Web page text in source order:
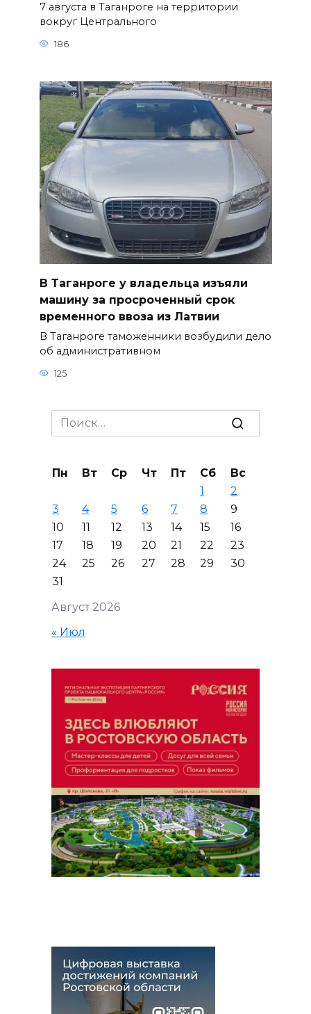
7 августа в Таганроге на территории
вокруг Центрального
186
В Таганроге у владельца изъяли
машину за просроченный срок
временного ввоза из Латвии
В Таганроге таможенники возбудили дело
об административном
125
Search
for:
Август 2026
Пн Вт Ср Чт Пт Сб
Вс
1
2
3
4 5 6 7 8
9
10
11 12 13 14 15
16
17
18 19 20 21 22
23
24
25 26 27 28 29
30
31
« Июл